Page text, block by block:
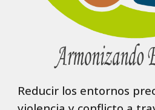
Reducir los entornos